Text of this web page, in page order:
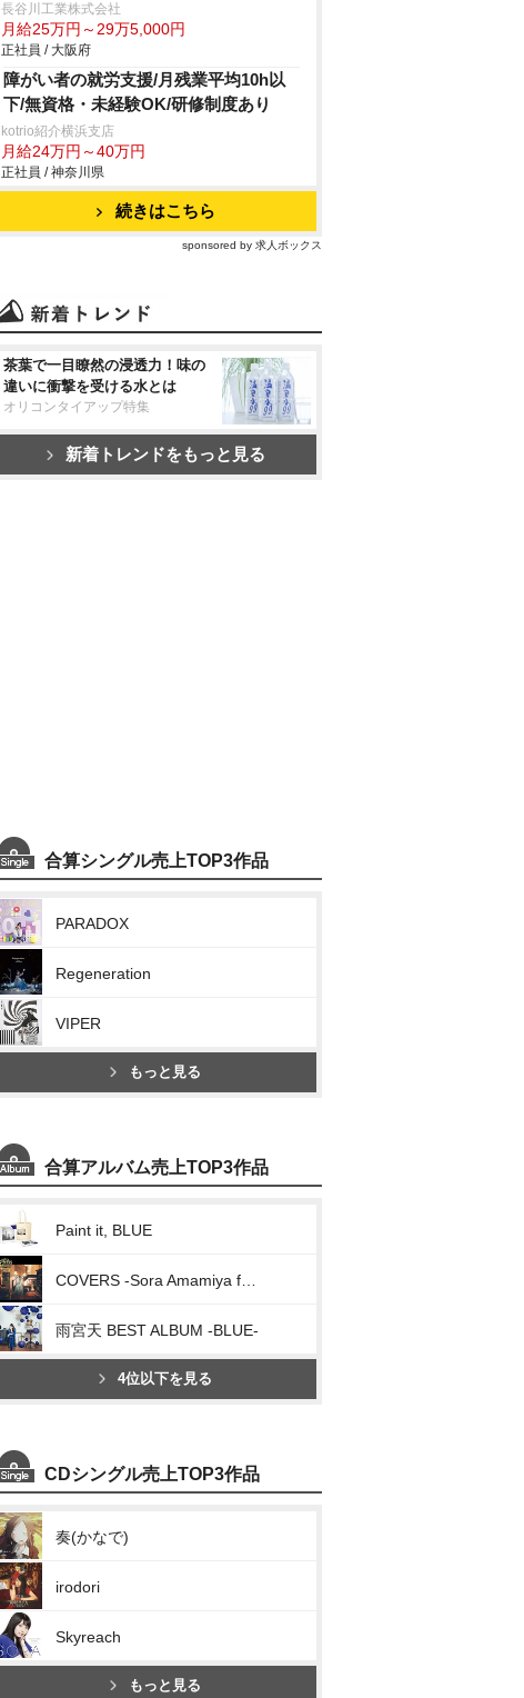
長谷川工業株式会社
月給25万円～29万5,000円
正社員 / 大阪府
障がい者の就労支援/月残業平均10h以
下/無資格・未経験OK/研修制度あり
kotrio紹介横浜支店
月給24万円～40万円
正社員 / 神奈川県
続きはこちら
sponsored by 求人ボックス
茶葉で一目瞭然の浸透力！味の
違いに衝撃を受ける水とは
オリコンタイアップ特集
新着トレンドをもっと見る
合算シングル売上TOP3作品
PARADOX
Regeneration
VIPER
もっと見る
合算アルバム売上TOP3作品
Paint it, BLUE
雨宮天 BEST ALBUM -BLUE-
4位以下を見る
CDシングル売上TOP3作品
奏(かなで)
irodori
Skyreach
もっと見る